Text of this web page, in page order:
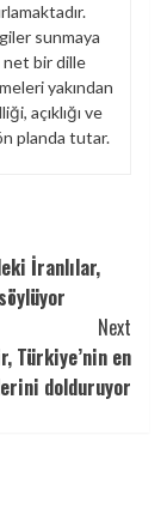
sunmaya
net bir dille
yakından
açıklığı ve
planda tutar.
İranlılar,
Next
Türkiye’nin en
dolduruyor